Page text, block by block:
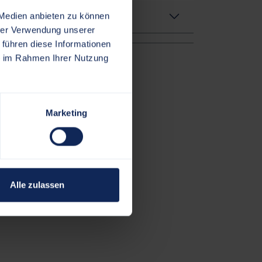
anbieten zu können
Verwendung unserer
diese Informationen
Rahmen Ihrer Nutzung
Marketing
Alle zulassen